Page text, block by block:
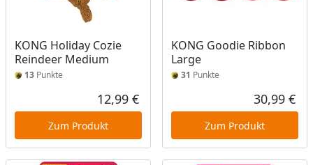
KONG Holiday Cozie
Reindeer Medium
13 Punkte
Aktueller Preis
12,99 €
Zum Produkt
KONG Goodie Ribbon
Large
31 Punkte
30,99 €
Zum Produkt